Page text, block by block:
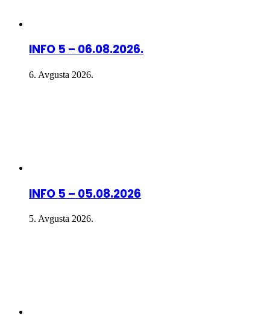
INFO 5 – 06.08.2026.
6. Avgusta 2026.
INFO 5 – 05.08.2026
5. Avgusta 2026.